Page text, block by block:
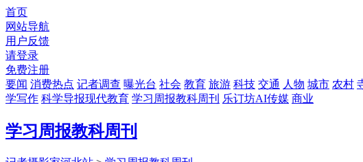
首页
网站导航
用户反馈
请登录
免费注册
要闻 消费热点 记者调查 曝光台 社会 教育 旅游 科技 交通 人物 城市 农村
学写作 科学导报现代教育 学习周报教科周刊 乐订坊AI传媒 商业
学习周报教科周刊